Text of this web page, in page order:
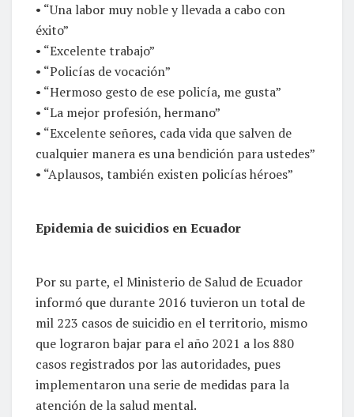
• “Una labor muy noble y llevada a cabo con
éxito”
• “Excelente trabajo”
• “Policías de vocación”
• “Hermoso gesto de ese policía, me gusta”
• “La mejor profesión, hermano”
• “Excelente señores, cada vida que salven de
cualquier manera es una bendición para ustedes”
• “Aplausos, también existen policías héroes”
Epidemia de suicidios en Ecuador
Por su parte, el Ministerio de Salud de Ecuador
informó que durante 2016 tuvieron un total de
mil 223 casos de suicidio en el territorio, mismo
que lograron bajar para el año 2021 a los 880
casos registrados por las autoridades, pues
implementaron una serie de medidas para la
atención de la salud mental.